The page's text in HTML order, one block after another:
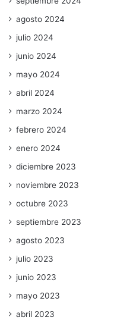
agosto 2024
julio 2024
junio 2024
mayo 2024
abril 2024
marzo 2024
febrero 2024
enero 2024
diciembre 2023
noviembre 2023
octubre 2023
septiembre 2023
agosto 2023
julio 2023
junio 2023
mayo 2023
abril 2023